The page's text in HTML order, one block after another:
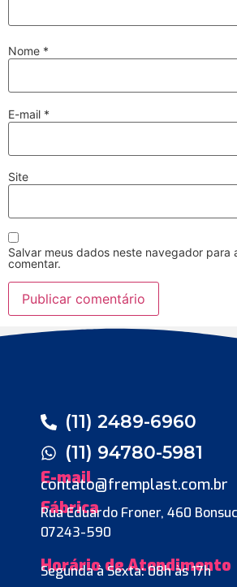
Nome *
E-mail *
Site
Salvar meus dados neste navegador para
comentar.
(11) 2489-6960
(11) 94780-5981
E-mail
contato@fremplast.com.br
Fábrica
Rua Eduardo Froner, 460
07243-590
Horário de Atendimento
Segunda à Sexta: 08h às 17h